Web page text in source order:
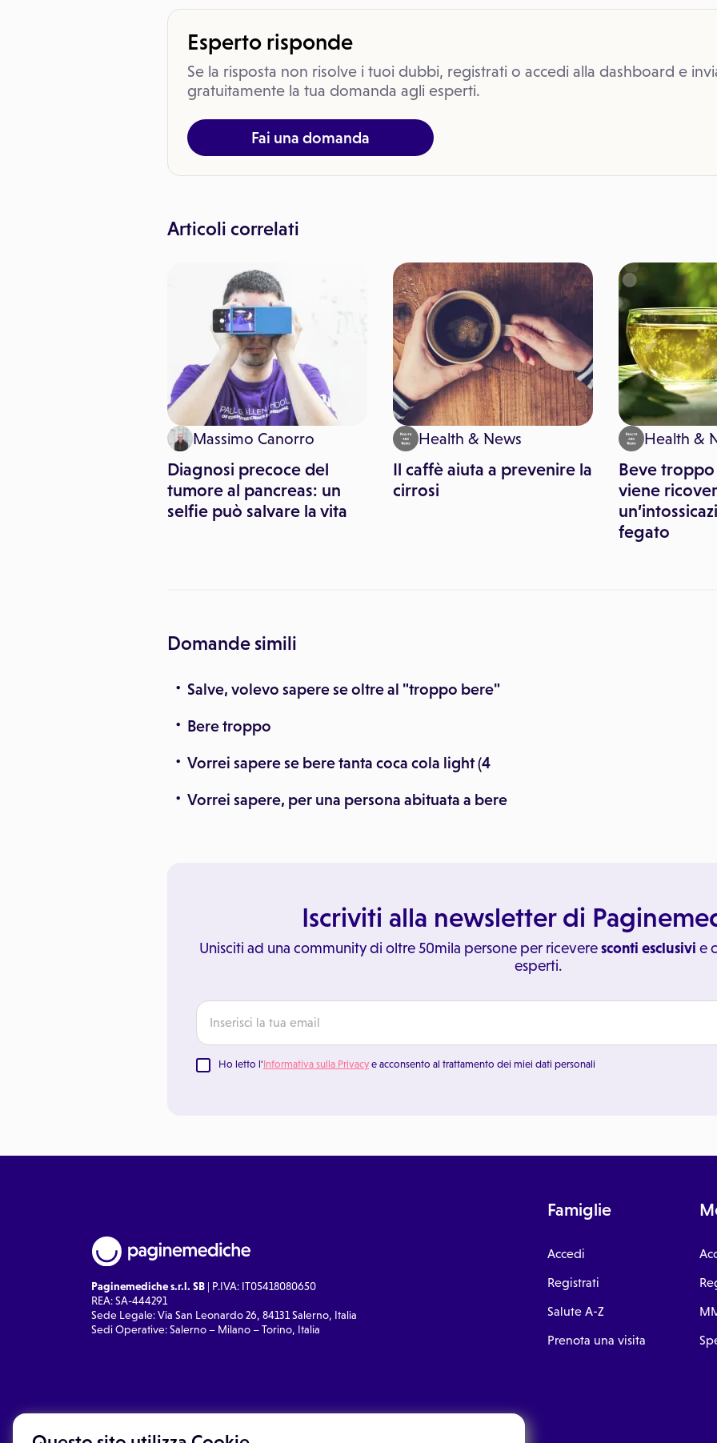
Esperto risponde
Se la risposta non risolve i tuoi dubbi, registrati o accedi alla dashboard e
gratuitamente la tua domanda agli esperti.
Fai una domanda
Articoli correlati
Massimo Canorro
Diagnosi precoce del
tumore al pancreas: un
selfie può salvare la vita
Health & News
Il caffè aiuta a prevenire la
cirrosi
Health &
Beve
viene
fegato
Domande simili
Salve, volevo sapere se oltre al "troppo bere"
Bere troppo
Vorrei sapere se bere tanta coca cola light (4
Vorrei sapere, per una persona abituata a bere
Iscriviti alla newsletter di
Unisciti ad una community di oltre 50mila persone per riceveresconti esclusivi e
esperti.
Ho letto l'Informativa sulla Privacy e acconsento al trattamento dei miei dati personali
Paginemediche s.r.l. SB | P.IVA: IT05418080650
REA: SA-444291
Sede Legale: Via San Leonardo 26, 84131 Salerno, Italia
Sedi Operative: Salerno – Milano – Torino, Italia
Famiglie
Accedi
Registrati
Salute A-Z
Prenota una visita